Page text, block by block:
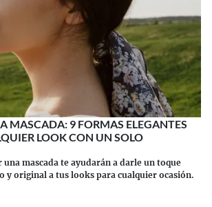
MASCADA: 9 FORMAS ELEGANTES
LOOK CON UN SOLO
una mascada te ayudarán a darle un toque
y original a tus looks para cualquier ocasión.